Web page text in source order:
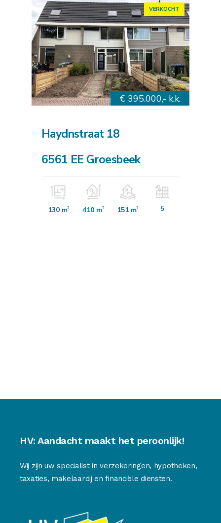
VERKOCHT
€ 395.000,- k.k.
Haydnstraat 18
6561 EE Groesbeek
130 m2 410 m3 151 m2 5
HV: Aandacht maakt het peroonlijk!
Wij zijn uw specialist in verzekeringen, hypotheken,
taxaties, makelaardij en financiële diensten.